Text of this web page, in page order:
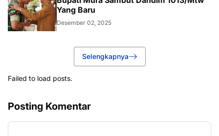
Yang Baru
Desember 02, 2025
Selengkapnya
Failed to load posts.
Posting Komentar